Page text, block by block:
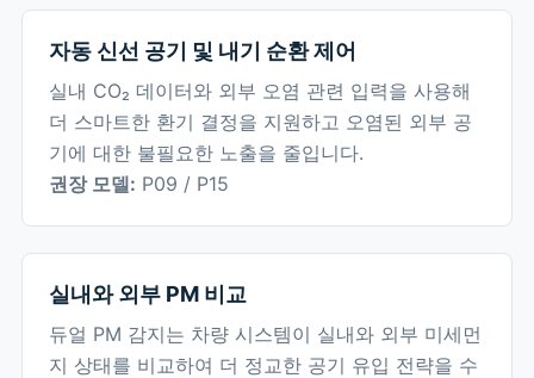
자동 신선 공기 및 내기 순환 제어
실내 CO₂ 데이터와 외부 오염 관련 입력을 사용해
더 스마트한 환기 결정을 지원하고 오염된 외부 공
기에 대한 불필요한 노출을 줄입니다.
권장 모델: P09 / P15
실내와 외부 PM 비교
듀얼 PM 감지는 차량 시스템이 실내와 외부 미세먼
지 상태를 비교하여 더 정교한 공기 유입 전략을 수